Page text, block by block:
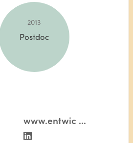
2013
Postdoc
www.entwic ...